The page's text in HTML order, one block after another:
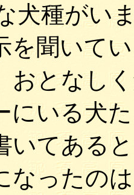
犬種がい
を聞いて
おとなし
にいる犬
いてある
なったの